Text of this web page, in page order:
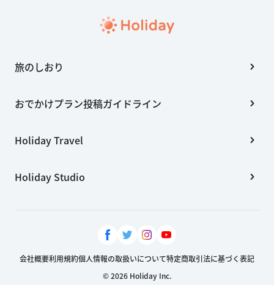
旅のしおり
おでかけプラン投稿ガイドライン
Holiday Travel
Holiday Studio
会社概要利用規約個人情報の取扱いについて特定商取引法に基づく表記
© 2026 Holiday Inc.